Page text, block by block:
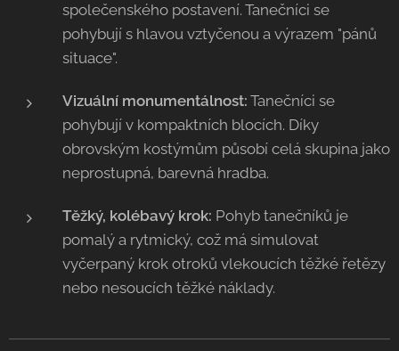
společenského postavení. Tanečníci se
pohybují s hlavou vztyčenou a výrazem "pánů
situace".
Vizuální monumentálnost: Tanečníci se
pohybují v kompaktních blocích. Díky
obrovským kostýmům působí celá skupina jako
neprostupná, barevná hradba.
Těžký, kolébavý krok: Pohyb tanečníků je
pomalý a rytmický, což má simulovat
vyčerpaný krok otroků vlekoucích těžké řetězy
nebo nesoucích těžké náklady.